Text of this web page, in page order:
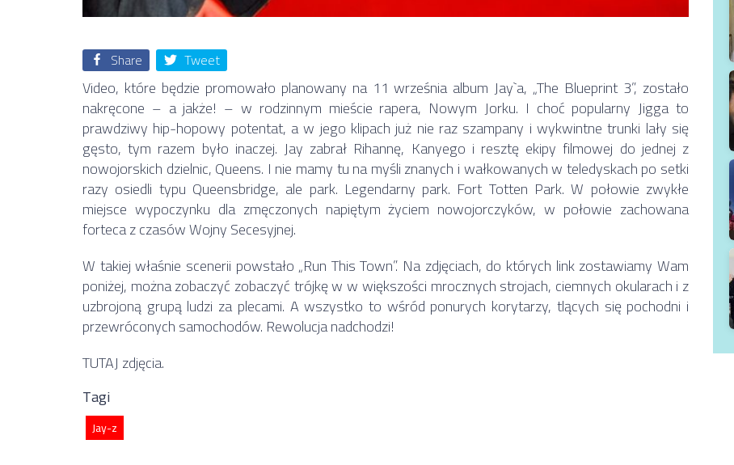
Share Tweet
Video, które będzie promowało planowany na 11 września album Jay`a, „The Blueprint 3”, zostało
nakręcone – a jakże! – w rodzinnym mieście rapera, Nowym Jorku. I choć popularny Jigga to
prawdziwy hip-hopowy potentat, a w jego klipach już nie raz szampany i wykwintne trunki lały się
gęsto, tym razem było inaczej. Jay zabrał Rihannę, Kanyego i resztę ekipy filmowej do jednej z
nowojorskich dzielnic, Queens. I nie mamy tu na myśli znanych i wałkowanych w teledyskach po setki
razy osiedli typu Queensbridge, ale park. Legendarny park. Fort Totten Park. W połowie zwykłe
miejsce wypoczynku dla zmęczonych napiętym życiem nowojorczyków, w połowie zachowana
forteca z czasów Wojny Secesyjnej.
W takiej właśnie scenerii powstało „Run This Town”. Na zdjęciach, do których link zostawiamy Wam
poniżej, można zobaczyć zobaczyć trójkę w w większości mrocznych strojach, ciemnych okularach i z
uzbrojoną grupą ludzi za plecami. A wszystko to wśród ponurych korytarzy, tlących się pochodni i
przewróconych samochodów. Rewolucja nadchodzi!
TUTAJ zdjęcia.
Tagi
Jay-z